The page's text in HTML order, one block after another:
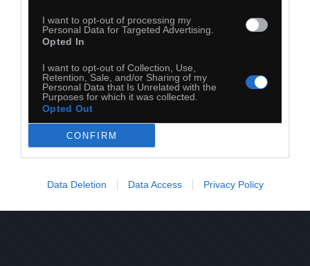
I want to opt-out of processing my
Personal Data for Targeted Advertising.
Opted In
I want to opt-out of Collection, Use,
Retention, Sale, and/or Sharing of my
Personal Data that Is Unrelated with the
Purposes for which it was collected.
Opted Out
CONFIRM
Data Deletion Data Access Privacy Policy
Dodaj do ulubionych Dodaj do przyjaciół